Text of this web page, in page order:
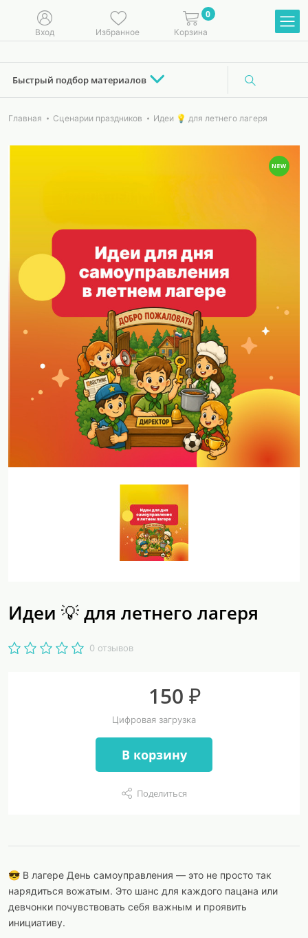
Вход Избранное
0
Корзина
Быстрый подбор материалов
Главная Сценарии праздников Идеи 💡 для летнего лагеря
Идеи 💡 для летнего лагеря
0 отзывов
150 ₽
Цифровая загрузка
В корзину
Поделиться
😎 В лагере День самоуправления — это не просто так
нарядиться вожатым. Это шанс для каждого пацана или
девчонки почувствовать себя важным и проявить
инициативу.